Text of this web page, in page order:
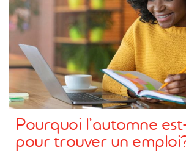
Pourquoi l’automne
pour trouver un